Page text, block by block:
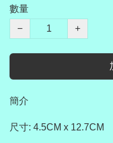
數量
−
+
簡介
尺寸: 4.5CM x 12.7CM